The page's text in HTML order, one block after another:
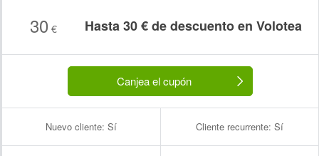
30 € Hasta 30 € de descuento en Volotea
Canjea el cupón
Nuevo cliente: Sí Cliente recurrente: Sí